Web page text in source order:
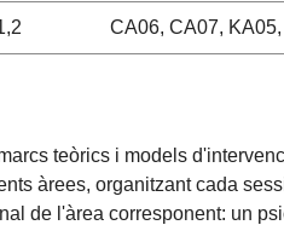
CA06, CA07,
teòrics i models
àrees, organitzant cada
de l'àrea corresponent: un